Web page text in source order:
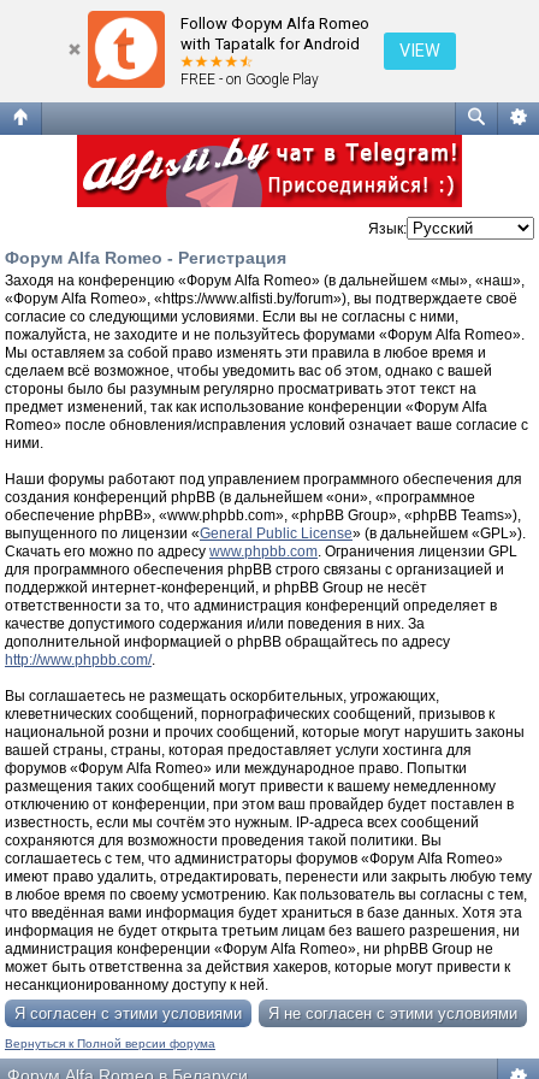
Follow Форум Alfa Romeo
with Tapatalk for Android
FREE - on Google Play
VIEW
Регистрация
Язык:
Форум Alfa Romeo - Регистрация
Заходя на конференцию «Форум Alfa Romeo» (в дальнейшем «мы», «наш»,
«Форум Alfa Romeo», «https://www.alfisti.by/forum»), вы подтверждаете своё
согласие со следующими условиями. Если вы не согласны с ними,
пожалуйста, не заходите и не пользуйтесь форумами «Форум Alfa Romeo».
Мы оставляем за собой право изменять эти правила в любое время и
сделаем всё возможное, чтобы уведомить вас об этом, однако с вашей
стороны было бы разумным регулярно просматривать этот текст на
предмет изменений, так как использование конференции «Форум Alfa
Romeo» после обновления/исправления условий означает ваше согласие с
ними.
Наши форумы работают под управлением программного обеспечения для
создания конференций phpBB (в дальнейшем «они», «программное
обеспечение phpBB», «www.phpbb.com», «phpBB Group», «phpBB Teams»),
выпущенного по лицензии «General Public License» (в дальнейшем «GPL»).
Скачать его можно по адресу www.phpbb.com. Ограничения лицензии GPL
для программного обеспечения phpBB строго связаны с организацией и
поддержкой интернет-конференций, и phpBB Group не несёт
ответственности за то, что администрация конференций определяет в
качестве допустимого содержания и/или поведения в них. За
дополнительной информацией о phpBB обращайтесь по адресу
http://www.phpbb.com/.
Вы соглашаетесь не размещать оскорбительных, угрожающих,
клеветнических сообщений, порнографических сообщений, призывов к
национальной розни и прочих сообщений, которые могут нарушить законы
вашей страны, страны, которая предоставляет услуги хостинга для
форумов «Форум Alfa Romeo» или международное право. Попытки
размещения таких сообщений могут привести к вашему немедленному
отключению от конференции, при этом ваш провайдер будет поставлен в
известность, если мы сочтём это нужным. IP-адреса всех сообщений
сохраняются для возможности проведения такой политики. Вы
соглашаетесь с тем, что администраторы форумов «Форум Alfa Romeo»
имеют право удалить, отредактировать, перенести или закрыть любую тему
в любое время по своему усмотрению. Как пользователь вы согласны с тем,
что введённая вами информация будет храниться в базе данных. Хотя эта
информация не будет открыта третьим лицам без вашего разрешения, ни
администрация конференции «Форум Alfa Romeo», ни phpBB Group не
может быть ответственна за действия хакеров, которые могут привести к
несанкционированному доступу к ней.
Вернуться к Полной версии форума